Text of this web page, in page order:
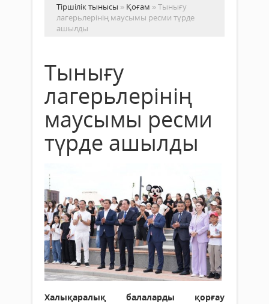
Тіршілік тынысы » Қоғам » Тынығу
лагерьлерінің маусымы ресми түрде
ашылды
Тынығу
лагерьлерінің
маусымы ресми
түрде ашылды
Халықаралық балаларды қорғау